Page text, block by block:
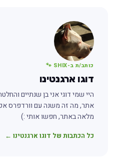
כותב/ת ב-SHIX 🐾
דוגו ארגנטינו
היי שמי דוגי אני בן שנתיים
אתר, מה זה משנה עם וורדפרס
מלאה באתר, חפשו אותי :)
כל הכתבות של דוגו ארגנטינו ←